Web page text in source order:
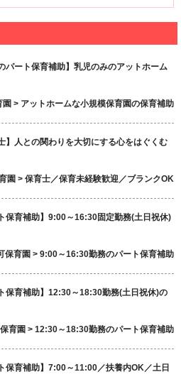
パート保育補助】乳児のみのアットホーム
園 > アットホームな小規模保育園の保育補助
】人との関わりを大切にする心をはぐくむ
園 > 保育士／保育未経験歓迎／ブランクOK
保育補助】9:00～16:30固定勤務(土日祝休)
保育園 > 9:00～16:30勤務のパート保育補助
保育補助】12:30～18:30勤務(土日祝休)の
育園 > 12:30～18:30勤務のパート保育補助
保育補助】7:00～11:00／扶養内OK／土日